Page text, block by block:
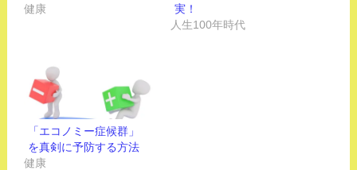
健康
実！
人生100年時代
「エコノミー症候群」
を真剣に予防する方法
健康